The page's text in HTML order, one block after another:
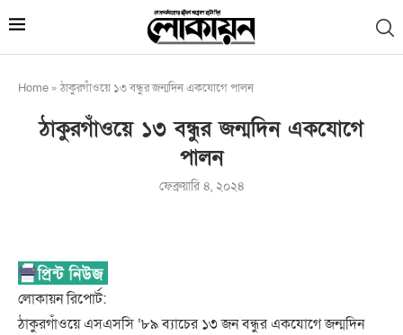
Home »ঠাকুরগাঁওয়ে ১৩ বন্ধুর জন্মদিন একযোগে পালন
ঠাকুরগাঁওয়ে ১৩ বন্ধুর জন্মদিন একযোগে
পালন
ফেব্রুয়ারি ৪, ২০২৪
লোকায়ন রিপোর্ট:
ঠাকুরগাঁওয়ে এসএসসি ‘৮৯ ব্যাচের ১৩ জন বন্ধুর একযোগে জন্মদিন